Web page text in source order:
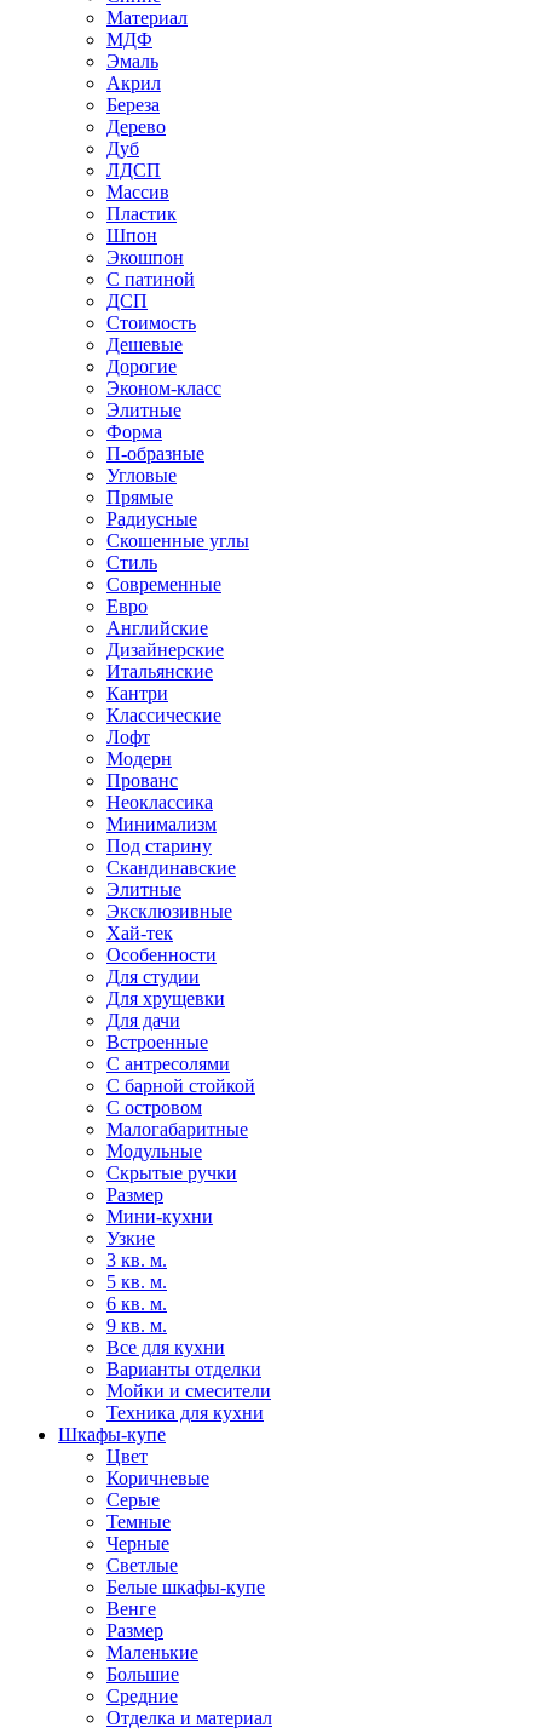
Материал
МДФ
Эмаль
Акрил
Береза
Дерево
Дуб
ЛДСП
Массив
Пластик
Шпон
Экошпон
С патиной
ДСП
Стоимость
Дешевые
Дорогие
Эконом-класс
Элитные
Форма
П-образные
Угловые
Прямые
Радиусные
Скошенные углы
Стиль
Современные
Евро
Английские
Дизайнерские
Итальянские
Кантри
Классические
Лофт
Модерн
Прованс
Неоклассика
Минимализм
Под старину
Скандинавские
Элитные
Эксклюзивные
Хай-тек
Особенности
Для студии
Для хрущевки
Для дачи
Встроенные
С антресолями
С барной стойкой
С островом
Малогабаритные
Модульные
Скрытые ручки
Размер
Мини-кухни
Узкие
3 кв. м.
5 кв. м.
6 кв. м.
9 кв. м.
Все для кухни
Варианты отделки
Мойки и смесители
Техника для кухни
Шкафы-купе
Цвет
Коричневые
Серые
Темные
Черные
Светлые
Белые шкафы-купе
Венге
Размер
Маленькие
Большие
Средние
Отделка и материал